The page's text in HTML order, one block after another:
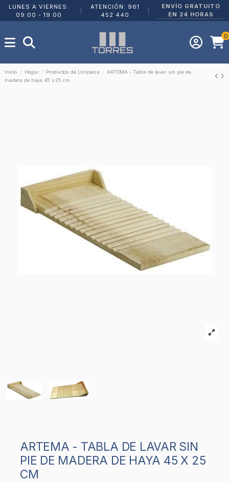
LUNES A VIERNES:
09:00 - 19:00
ATENCIÓN: 961
452 440
ENVÍO GRATUITO
EN 24 HORAS
0
Inicio Hogar Productos de Limpieza
ARTEMA - Tabla de lavar sin pie de
madera de haya 45 x 25 cm
ARTEMA - TABLA DE LAVAR SIN
PIE DE MADERA DE HAYA 45 X 25
CM